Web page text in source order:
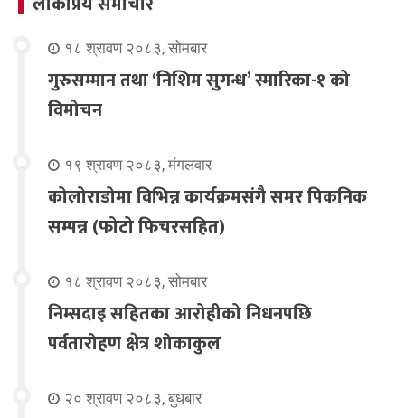
१८ श्रावण २०८३, सोमबार
गुरुसम्मान तथा ‘निशिम सुगन्ध’ स्मारिका-१ को
विमोचन
१९ श्रावण २०८३, मंगलवार
कोलोराडोमा विभिन्न कार्यक्रमसंगै समर पिकनिक
सम्पन्न (फोटो फिचरसहित)
१८ श्रावण २०८३, सोमबार
निम्सदाइ सहितका आरोहीको निधनपछि
पर्वतारोहण क्षेत्र शोकाकुल
२० श्रावण २०८३, बुधबार